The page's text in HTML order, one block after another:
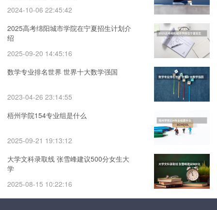
2024-10-06 22:45:42
2025高考绵阳城市学院在宁夏招生计划介
绍
2025-09-20 14:45:16
数学专业排名世界 世界十大数学强国
2023-04-26 23:14:55
梧州学院154专业组是什么
2025-09-21 19:13:12
大学文科录取线 张雪峰建议500分女生大
学
2025-08-15 10:22:16